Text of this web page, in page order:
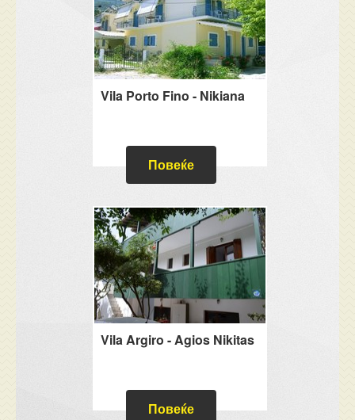
Vila Porto Fino - Nikiana
Повеќе
Vila Argiro - Agios Nikitas
Повеќе